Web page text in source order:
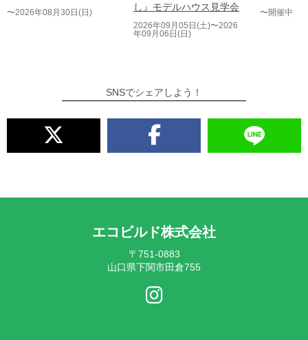
〜2026年08月30日(日)
し』モデルハウス見学会
2026年09月05日(土)〜2026
年09月06日(日)
〜開催中
SNSでシェアしよう！
エコビルド株式会社
〒751-0883
山口県下関市田倉755